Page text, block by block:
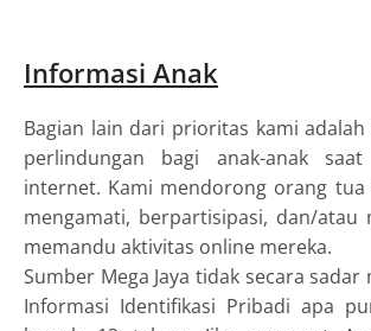
Informasi Anak
Bagian lain dari prioritas kami
perlindungan bagi anak-anak saat
internet. Kami mendorong orang
mengamati, berpartisipasi, dan/atau
memandu aktivitas online mereka.
Sumber Mega Jaya tidak secara
Informasi Identifikasi Pribadi apa